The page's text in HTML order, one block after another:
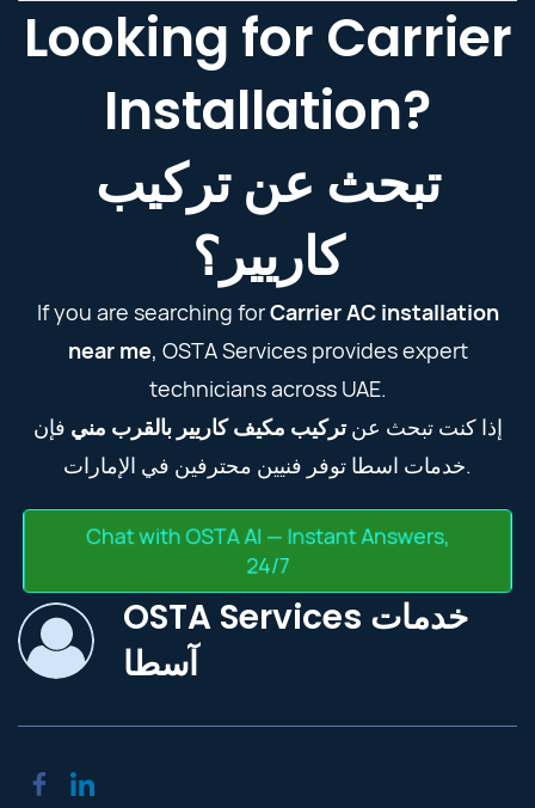
Looking for Carrier
Installation?
تبحث عن تركيب
كاريير؟
If you are searching forCarrier AC installation
near me, OSTA Services provides expert
technicians across UAE.
إذا كنت تبحث عنتركيب مكيف كاريير بالقرب مني فإن
خدمات اسطا توفر فنيين محترفين في الإمارات.
Chat with OSTA AI — Instant Answers,
24/7
OSTA Services خدمات
آسطا